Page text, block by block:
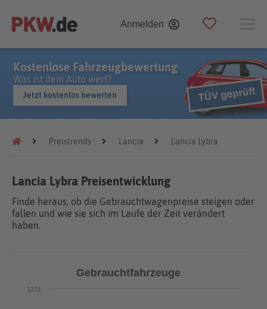
Anmelden
Kostenlose Fahrzeugbewertung
Was ist dein Auto wert?
Jetzt kostenlos bewerten
Preistrends Lancia Lancia Lybra
Lancia Lybra Preisentwicklung
Finde heraus, ob die Gebrauchtwagenpreise steigen oder
fallen und wie sie sich im Laufe der Zeit verändert
haben.
Gebrauchtfahrzeuge
1221